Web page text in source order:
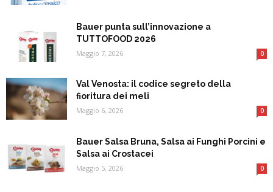
Bauer punta sull’innovazione a
TUTTOFOOD 2026
Maggio 7, 2026 0
Val Venosta: il codice segreto della
fioritura dei meli
Maggio 6, 2026 0
Bauer Salsa Bruna, Salsa ai Funghi Porcini e
Salsa ai Crostacei
Maggio 5, 2026 0